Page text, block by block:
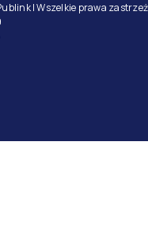
| Wszelkie prawa